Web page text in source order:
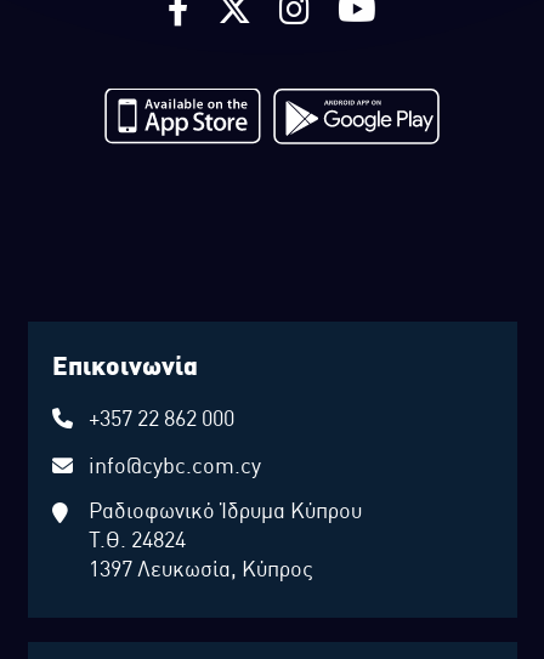
Επικοινωνία
+357 22 862 000
info@cybc.com.cy
Ραδιοφωνικό Ίδρυμα Κύπρου
Τ.Θ. 24824
1397 Λευκωσία, Κύπρος